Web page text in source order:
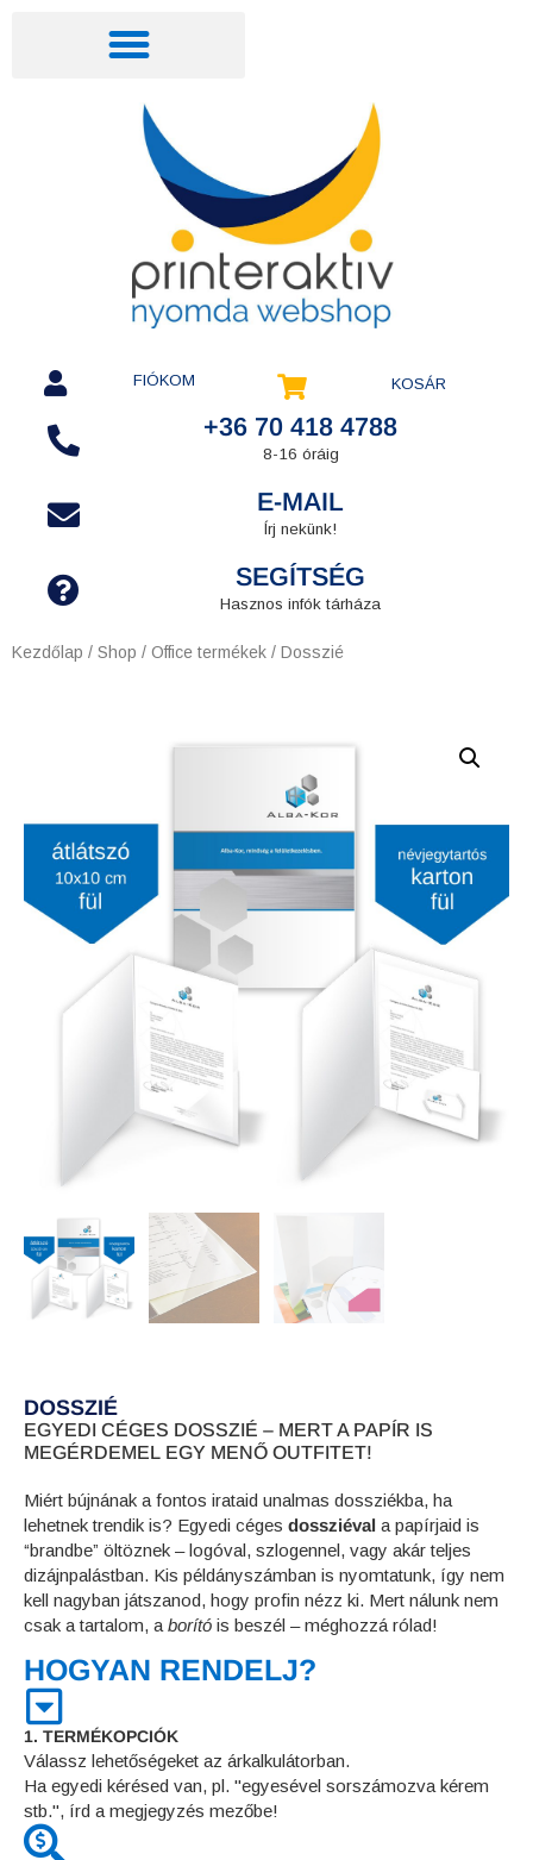
FIÓKOM KOSÁR
+36 70 418 4788
8-16 óráig
E-MAIL
Írj nekünk!
SEGÍTSÉG
Hasznos infók tárháza
Kezdőlap / Shop / Office termékek / Dosszié
DOSSZIÉ
EGYEDI CÉGES DOSSZIÉ – MERT A PAPÍR IS
MEGÉRDEMEL EGY MENŐ OUTFITET!
Miért bújnának a fontos irataid unalmas dossziékba, ha
lehetnek trendik is? Egyedi céges dossziéval a papírjaid is
“brandbe” öltöznek – logóval, szlogennel, vagy akár teljes
dizájnpalástban. Kis példányszámban is nyomtatunk, így nem
kell nagyban játszanod, hogy profin nézz ki. Mert nálunk nem
csak a tartalom, aborító is beszél – méghozzá rólad!
HOGYAN RENDELJ?
1. TERMÉKOPCIÓK
Válassz lehetőségeket az árkalkulátorban.
Ha egyedi kérésed van, pl. "egyesével sorszámozva kérem
stb.", írd a megjegyzés mezőbe!